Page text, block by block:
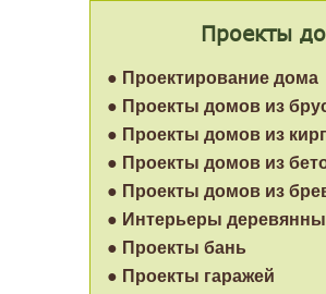
Проекты
● Проектирование дома
● Проекты домов из
● Проекты домов из
● Проекты домов из
● Проекты домов из
● Интерьеры
● Проекты бань
● Проекты гаражей